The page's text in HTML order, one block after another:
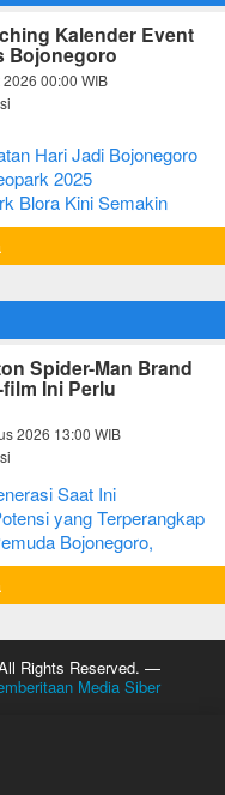
Kalender Event
Bojonegoro
00:00 WIB
Hari Jadi Bojonegoro
2025
Blora Kini Semakin
Spider-Man Brand
film Ini Perlu
2026 13:00 WIB
Saat Ini
yang Terperangkap
Bojonegoro,
Rights Reserved. —
Media Siber